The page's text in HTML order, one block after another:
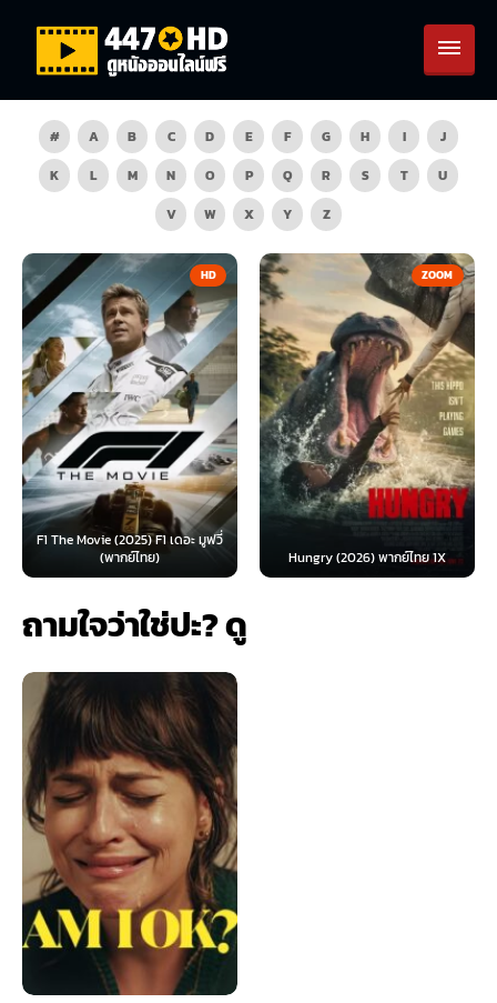
# A B C D E F G H I
J
K
L M N O P Q R S T
U
V
W X Y Z
HD
F1 The Movie (2025) F1 เดอะ มูฟวี่
(พากย์ไทย)
ZOOM
Hungry (2026) พากย์ไทย 1X
ถามใจว่าใช่ปะ? ดู